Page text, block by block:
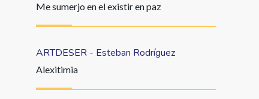
Me sumerjo en el existir en paz
ARTDESER - Esteban Rodríguez
Alexitimia